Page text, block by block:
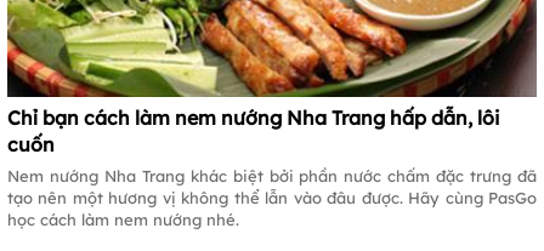
Chỉ bạn cách làm nem nướng Nha Trang hấp dẫn, lôi
cuốn
Nem nướng Nha Trang khác biệt bởi phần nước chấm đặc trưng đã
tạo nên một hương vị không thể lẫn vào đâu được. Hãy cùng PasGo
học cách làm nem nướng nhé.